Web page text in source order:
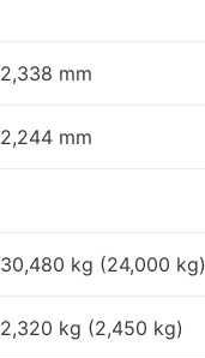
2,338 mm
2,244 mm
30,480 kg (24,000 kg)
2,320 kg (2,450 kg)